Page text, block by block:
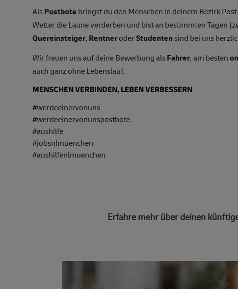
AlsPostbote bringst du den Menschen in deinem Bezirk
Wetter die Laune verderben und bist an bestimmten Tagen
Quereinsteiger, RentneroderStudentensind bei uns
Wir freuen uns auf deine Bewerbung alsFahrer, am besten
auch ganz ohne Lebenslauf.
MENSCHEN VERBINDEN, LEBEN VERBESSERN
#werdeeinervonuns
#werdeeinervonunspostbote
#aushilfe
#jobsnlmuenchen
#aushilfenlmuenchen
Erfahre mehr über deinen